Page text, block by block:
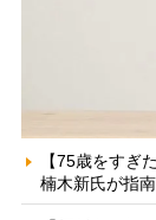
【75歳をすぎ
楠木新氏が指